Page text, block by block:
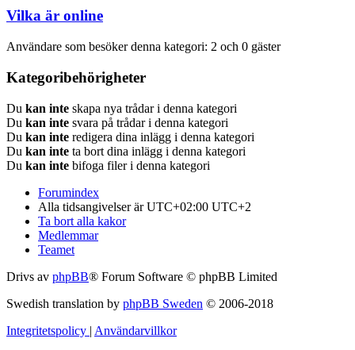
Vilka är online
Användare som besöker denna kategori: 2 och 0 gäster
Kategoribehörigheter
Du kan inte skapa nya trådar i denna kategori
Du kan inte svara på trådar i denna kategori
Du kan inte redigera dina inlägg i denna kategori
Du kan inte ta bort dina inlägg i denna kategori
Du kan inte bifoga filer i denna kategori
Forumindex
Alla tidsangivelser är UTC+02:00 UTC+2
Ta bort alla kakor
Medlemmar
Teamet
Drivs av phpBB® Forum Software © phpBB Limited
Swedish translation by phpBB Sweden © 2006-2018
Integritetspolicy | Användarvillkor